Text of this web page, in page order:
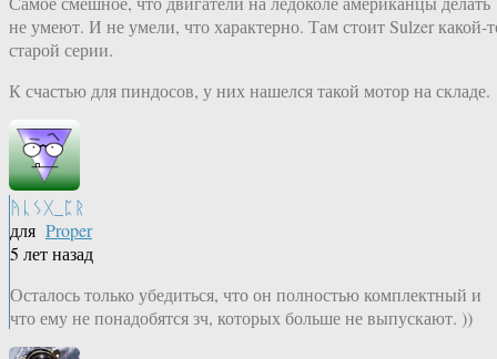
не умеют. И не умели, что характерно. Там стоит Sulzer какой-
старой серии.
К счастью для пиндосов, у них нашелся такой мотор на складе.
ᚤᚳᛊᚷ_ᛈᚱ
для Proper
5 лет назад
Осталось только убедиться, что он полностью комплектный и
что ему не понадобятся зч, которых больше не выпускают. ))